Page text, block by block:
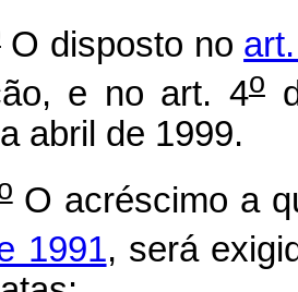
O disposto no
e no art. 4o
abril de 1999.
O acréscimo a
1991, será